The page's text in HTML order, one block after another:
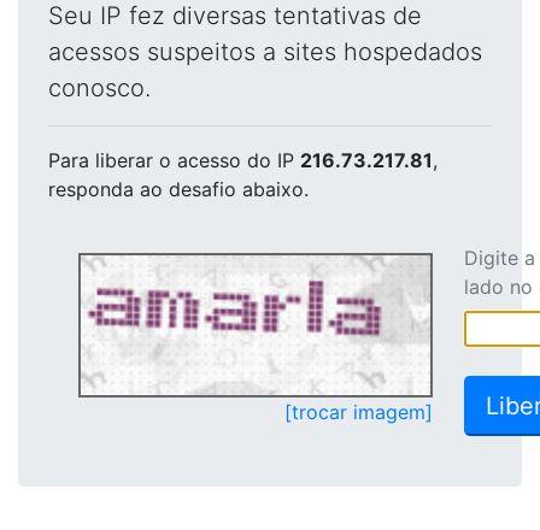
Seu IP fez diversas tentativas de
acessos suspeitos a sites hospedados
conosco.
Para liberar o acesso do IP 216.73.217.81,
responda ao desafio abaixo.
[trocar imagem]
Digite
lado no